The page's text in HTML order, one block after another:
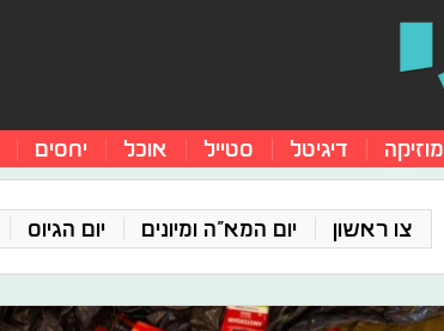
מוזיקה דיגיטל סטייל אוכל יחסים
צו ראשון יום המא"ה ומיונים יום הגיוס